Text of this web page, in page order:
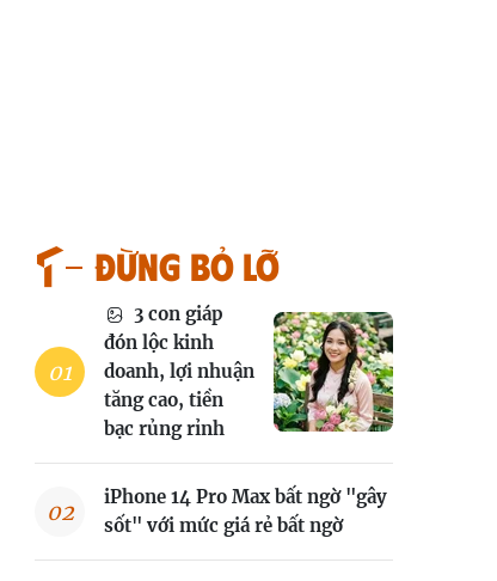
Đừng bỏ lỡ
3 con giáp
đón lộc kinh
doanh, lợi nhuận
tăng cao, tiền
bạc rủng rỉnh
iPhone 14 Pro Max bất ngờ "gây
sốt" với mức giá rẻ bất ngờ